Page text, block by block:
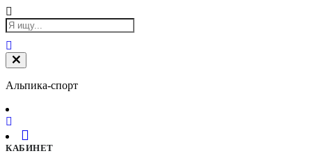
Альпика-спорт
КАБИНЕТ